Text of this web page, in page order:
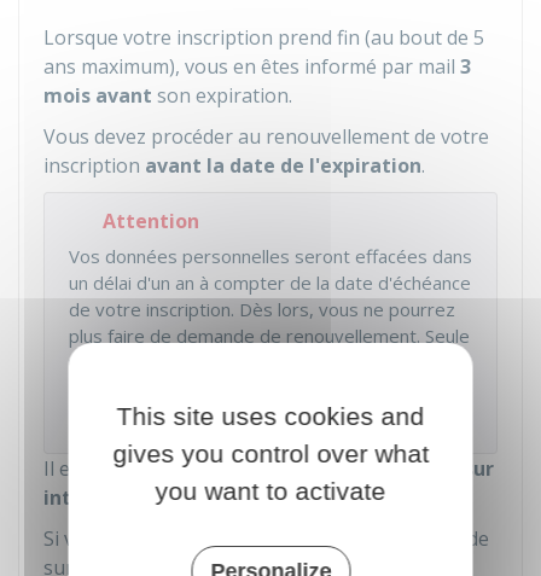
Lorsque votre inscription prend fin (au bout de 5
ans maximum), vous en êtes informé par mail 3
mois avant son expiration.
Vous devez procéder au renouvellement de votre
inscription avant la date de l'expiration.
Attention
Vos données personnelles seront effacées dans
un délai d'un an à compter de la date d'échéance
de votre inscription. Dès lors, vous ne pourrez
plus faire de demande de renouvellement. Seule
une demande de 1ère inscription au registre
accessible.
Il est recommandéde privilégier la démarche
sur
internet
Si vous n'êtes pas en mesure de faire la demande
sur internet (par exemple, si vous êtes en
This site uses cookies and
gives you control over what
you want to activate
Personalize